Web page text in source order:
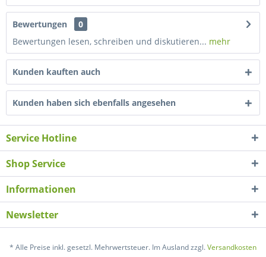
Bewertungen
0
Bewertungen lesen, schreiben und diskutieren... mehr
Kunden kauften auch
Kunden haben sich ebenfalls angesehen
Service Hotline
Shop Service
Informationen
Newsletter
* Alle Preise inkl. gesetzl. Mehrwertsteuer. Im Ausland zzgl.Versandkosten